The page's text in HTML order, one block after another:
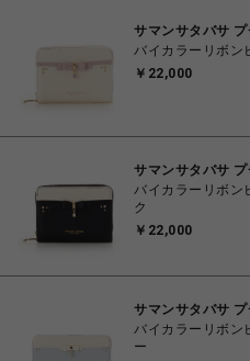
サマンサタバサ
バイカラーリボ
￥22,000
サマンサタバサ
バイカラーリボ
ク
￥22,000
サマンサタバサ
バイカラーリボ
ー